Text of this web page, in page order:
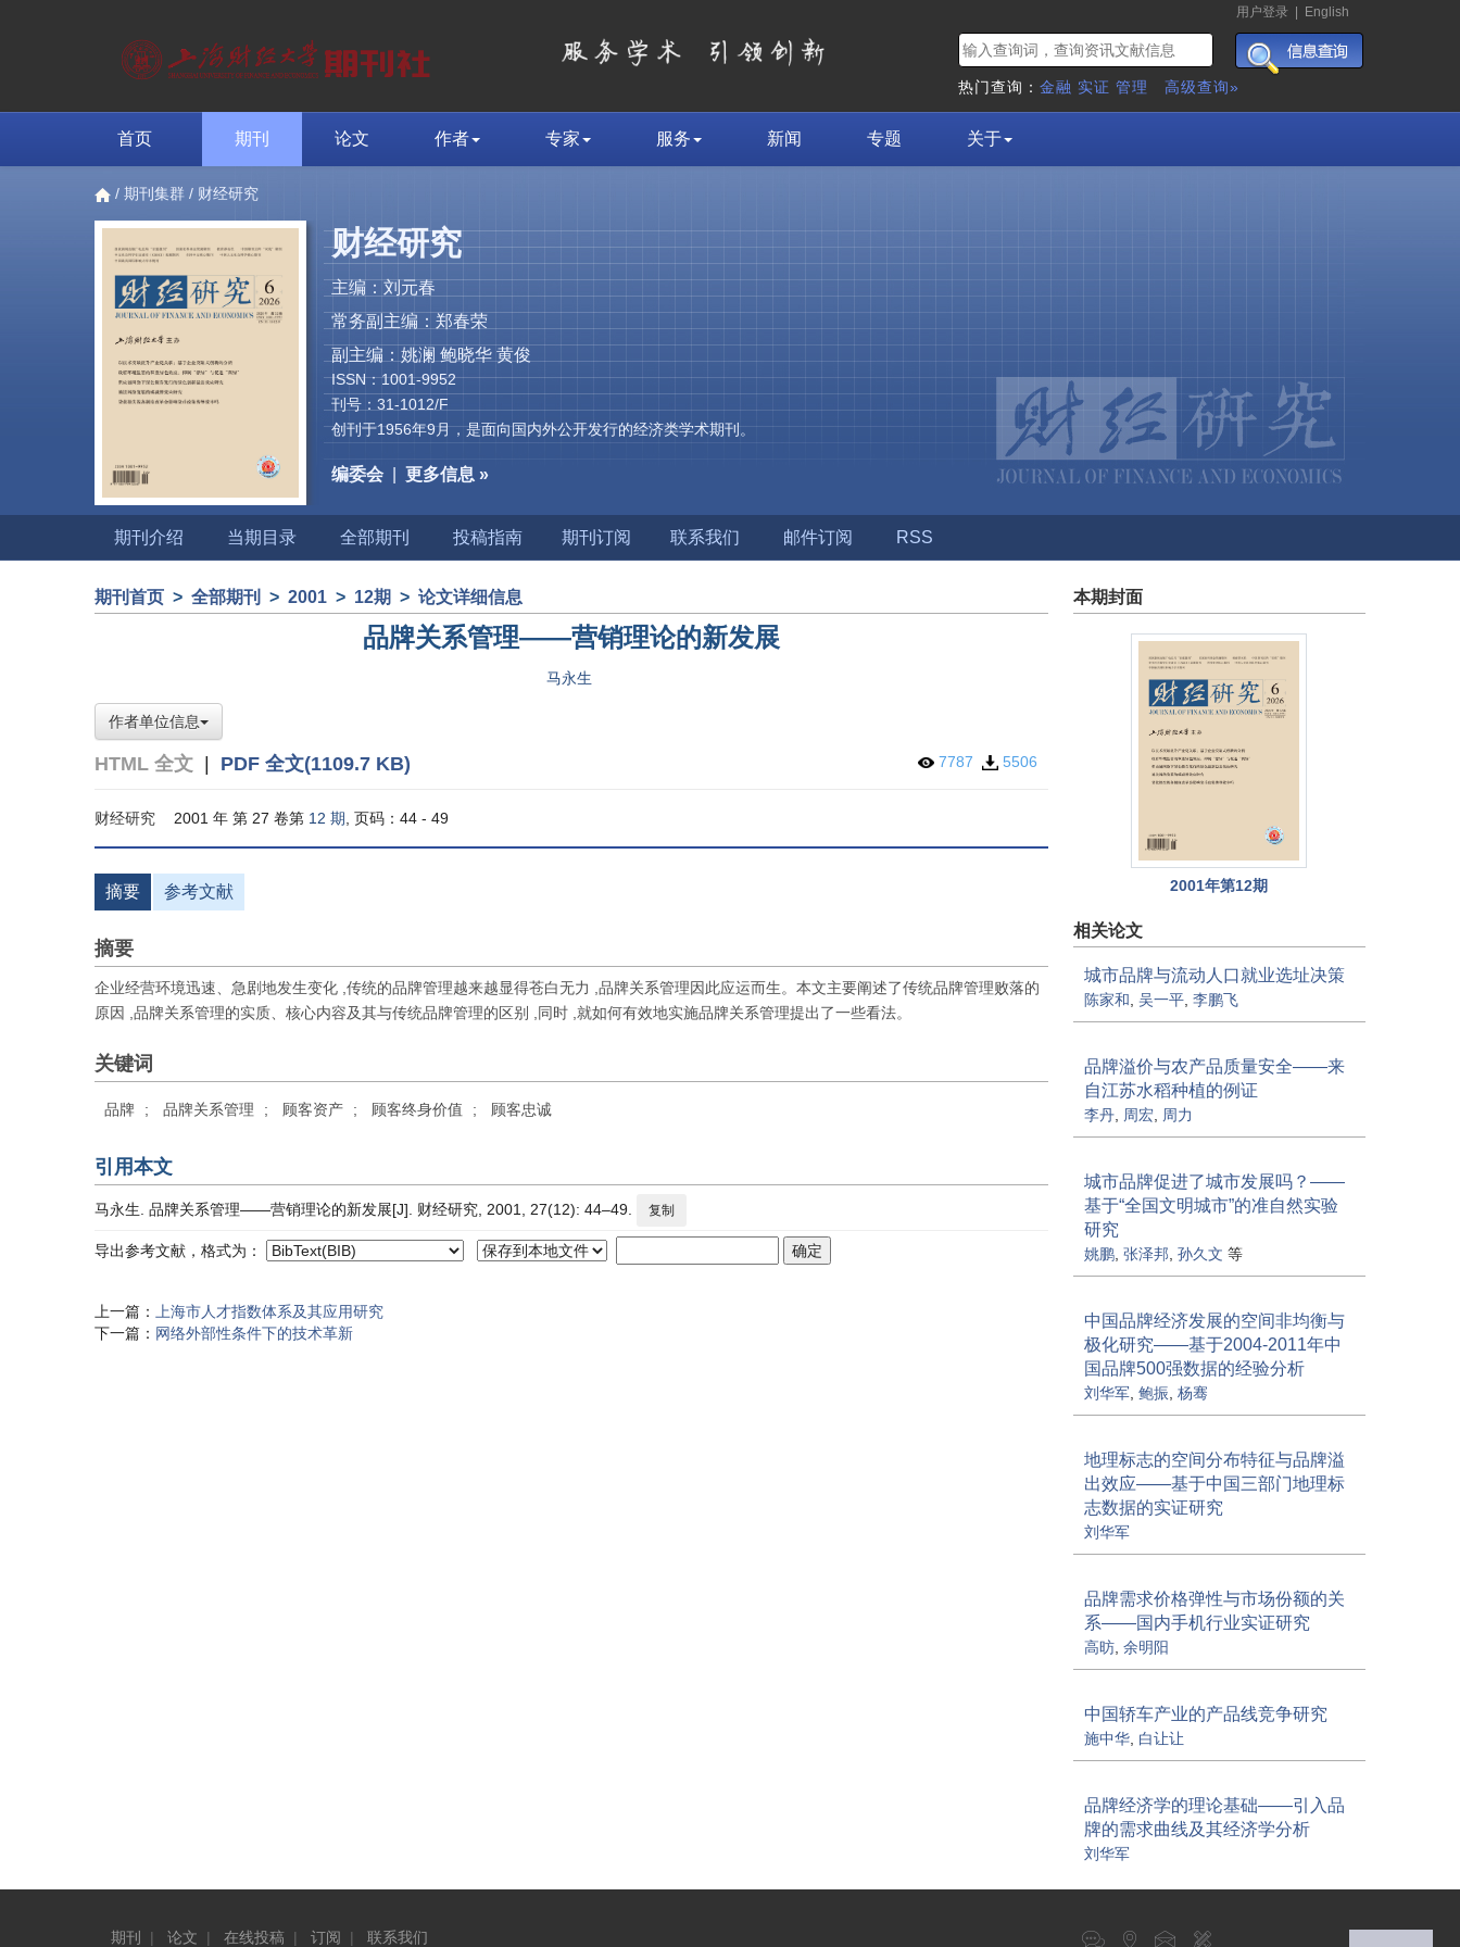
用户登录 English
热门查询： 金融 实证 管理 高级查询»
首页 期刊 论文 作者 专家 服务 新闻 专题 关于
/ 期刊集群 / 财经研究
财经研究
主编：刘元春
常务副主编：郑春荣
副主编：姚澜 鲍晓华 黄俊
ISSN：1001-9952
刊号：31-1012/F
创刊于1956年9月，是面向国内外公开发行的经济类学术期刊。
编委会 更多信息 »
期刊介绍 当期目录 全部期刊 投稿指南 期刊订阅 联系我们 邮件订阅 RSS
期刊首页 > 全部期刊 > 2001 > 12期 > 论文详细信息
品牌关系管理——营销理论的新发展
马永生
作者单位信息
HTML 全文 PDF 全文(1109.7 KB) 7787 5506
财经研究 2001 年 第 27 卷第 12 期 , 页码：44 - 49
摘要 参考文献
摘要
企业经营环境迅速、急剧地发生变化 ,传统的品牌管理越来越显得苍白无力 ,品牌关系管理因此应运而生。本文主要阐述了传统品牌管理败落的
原因 ,品牌关系管理的实质、核心内容及其与传统品牌管理的区别 ,同时 ,就如何有效地实施品牌关系管理提出了一些看法。
关键词
品牌 ; 品牌关系管理 ; 顾客资产 ; 顾客终身价值 ; 顾客忠诚
引用本文
马永生. 品牌关系管理——营销理论的新发展[J]. 财经研究, 2001, 27(12): 44–49. 复制
导出参考文献，格式为：
上一篇：
上海市人才指数体系及其应用研究
下一篇： 网络外部性条件下的技术革新
本期封面
2001年第12期
相关论文
城市品牌与流动人口就业选址决策
陈家和, 吴一平, 李鹏飞
品牌溢价与农产品质量安全——来
自江苏水稻种植的例证
李丹, 周宏, 周力
城市品牌促进了城市发展吗？——
基于“全国文明城市”的准自然实验
研究
姚鹏, 张泽邦, 孙久文 等
中国品牌经济发展的空间非均衡与
极化研究——基于2004-2011年中
国品牌500强数据的经验分析
刘华军, 鲍振, 杨骞
地理标志的空间分布特征与品牌溢
出效应——基于中国三部门地理标
志数据的实证研究
刘华军
品牌需求价格弹性与市场份额的关
系——国内手机行业实证研究
高昉, 余明阳
中国轿车产业的产品线竞争研究
施中华, 白让让
品牌经济学的理论基础——引入品
牌的需求曲线及其经济学分析
刘华军
期刊 | 论文 | 在线投稿 | 订阅 | 联系我们